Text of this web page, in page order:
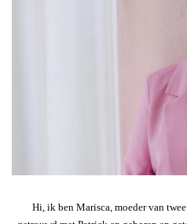
Hi, ik ben Marisca, moeder van